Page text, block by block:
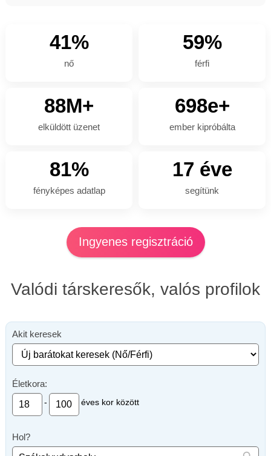
41%
nő
59%
férfi
88M+
elküldött üzenet
698e+
ember kipróbálta
81%
fényképes adatlap
17 éve
segítünk
Ingyenes regisztráció
Valódi társkeresők, valós profilok
Akit keresek
Életkora:
- éves kor között
Hol?